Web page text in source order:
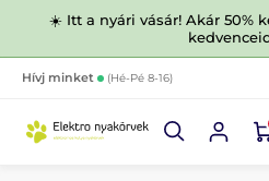
☀️ Itt a nyári vásár! Akár 50%
Hívj minket (Hé-Pé 8-16)